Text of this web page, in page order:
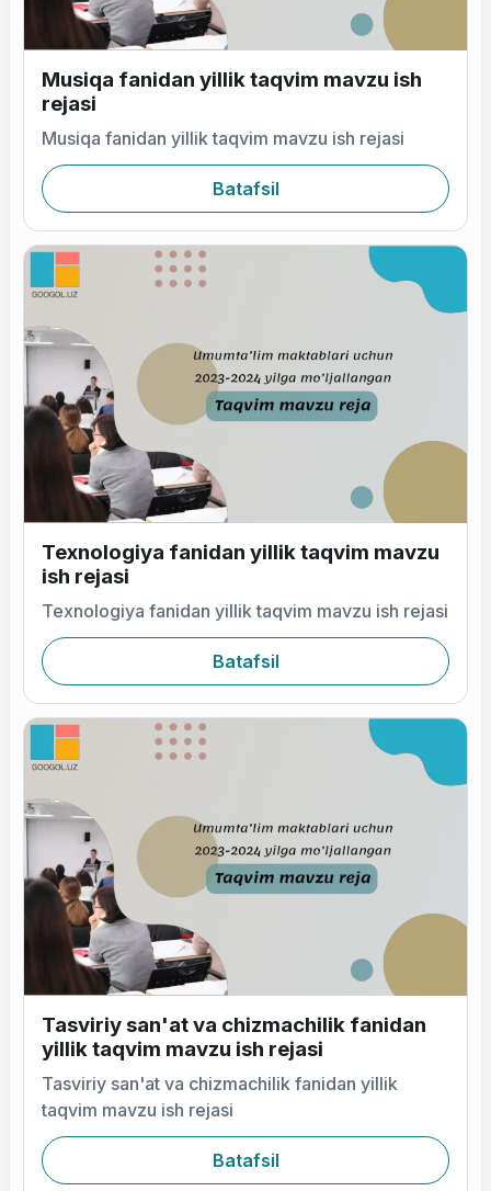
Musiqa fanidan yillik taqvim mavzu ish
rejasi
Musiqa fanidan yillik taqvim mavzu ish rejasi
Batafsil
Texnologiya fanidan yillik taqvim mavzu
ish rejasi
Texnologiya fanidan yillik taqvim mavzu ish rejasi
Batafsil
Tasviriy san'at va chizmachilik fanidan
yillik taqvim mavzu ish rejasi
Tasviriy san'at va chizmachilik fanidan yillik
taqvim mavzu ish rejasi
Batafsil